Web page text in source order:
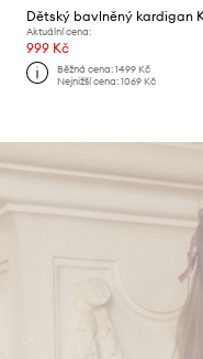
Aktuální cena:
999 Kč
Běžná cena:1499 Kč
Nejnižší cena:1069 Kč